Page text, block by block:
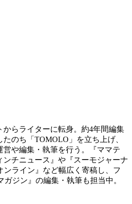
からライターに転身。約4年間編集
のち「TOMOLO」を立ち上げ、
営や編集・執筆を行う。『ママテ
チニュース』や『スーモジャーナ
ンライン』など幅広く寄稿し、フ
ガジン』の編集・執筆も担当中。